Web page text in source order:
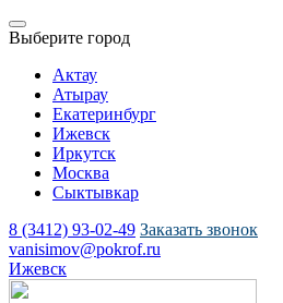
Выберите город
Актау
Атырау
Екатеринбург
Ижевск
Иркутск
Москва
Сыктывкар
8 (3412) 93-02-49 Заказать звонок
vanisimov@pokrof.ru
Ижевск